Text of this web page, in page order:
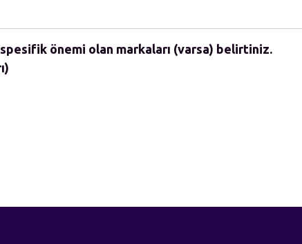
spesifik önemi olan markaları (varsa) belirtiniz.